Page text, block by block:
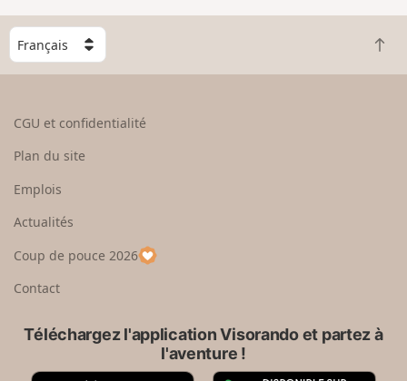
C
h
o
e
u
p
a
R
e
CGU et confidentialité
Plan du site
Emplois
Actualités
Coup de pouce 2026
Contact
Téléchargez l'application Visorando et partez à
l'aventure !